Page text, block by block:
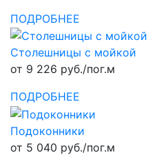
ПОДРОБНЕЕ
Столешницы с мойкой
от 9 226 руб./пог.м
ПОДРОБНЕЕ
Подоконники
от 5 040 руб./пог.м